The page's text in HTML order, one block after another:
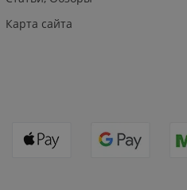
Карта сайта